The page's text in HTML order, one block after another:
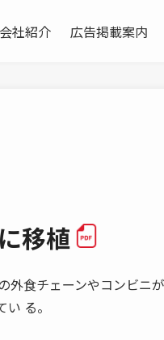
会社紹介 広告掲載案内
移植
食チェーンやコンビニ
る。